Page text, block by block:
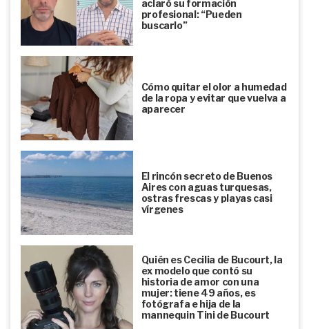
aclaró su formación
profesional: “Pueden
buscarlo”
Cómo quitar el olor a humedad
de la ropa y evitar que vuelva a
aparecer
El rincón secreto de Buenos
Aires con aguas turquesas,
ostras frescas y playas casi
vírgenes
Quién es Cecilia de Bucourt, la
ex modelo que contó su
historia de amor con una
mujer: tiene 49 años, es
fotógrafa e hija de la
mannequin Tini de Bucourt